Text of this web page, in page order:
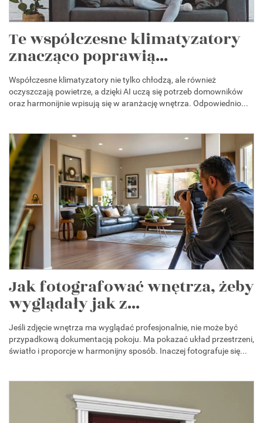
Te współczesne klimatyzatory
znacząco poprawią...
Współczesne klimatyzatory nie tylko chłodzą, ale również
oczyszczają powietrze, a dzięki AI uczą się potrzeb domowników
oraz harmonijnie wpisują się w aranżację wnętrza. Odpowiednio...
Jak fotografować wnętrza, żeby
wyglądały jak z...
Jeśli zdjęcie wnętrza ma wyglądać profesjonalnie, nie może być
przypadkową dokumentacją pokoju. Ma pokazać układ przestrzeni,
światło i proporcje w harmonijny sposób. Inaczej fotografuje się...